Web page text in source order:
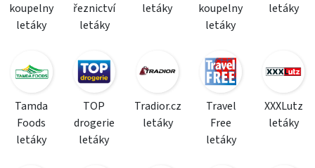
koupelny
letáky
řeznictví
letáky
letáky
koupelny
letáky
letáky
Tamda
Foods
letáky
TOP
drogerie
letáky
Tradior.cz
letáky
Travel
Free
letáky
XXXLutz
letáky